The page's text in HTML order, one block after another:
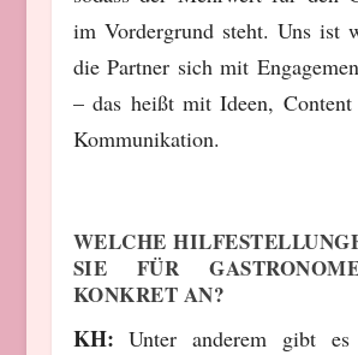
im Vordergrund steht. Uns ist
die Partner sich mit
– das heißt mit Ideen,
Kommunikation.
WELCHE
SIE FÜR
KONKRET AN?
KH:Unter anderem gibt es